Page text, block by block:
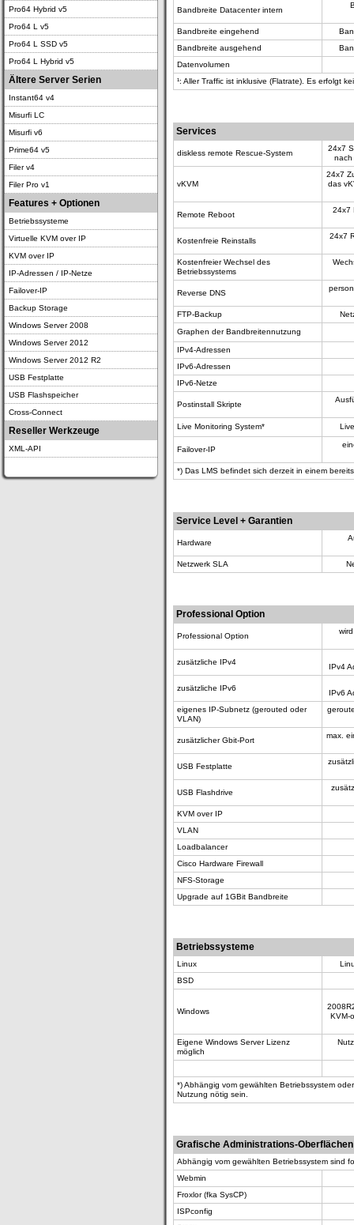
Pro64 Hybrid v5
Pro64 L v5
Pro64 L SSD v5
Pro64 L Hybrid v5
Ältere Server Serien
Instant64 v4
Misurfi LC
Misurfi v6
Prime64 v5
Filer v4
Filer Pro v1
Features + Optionen
Betriebssysteme
Virtuelle KVM over IP
KVM over IP
IP-Adressen / IP-Netze
Failover-IP
Backup Storage
Windows Server 2008
Windows Server 2012
Windows Server 2012 R2
USB Festplatte
USB Flashspeicher
Cross-Connect
Reseller Werkzeuge
XML-API
Bandbreite Datacenter intern
Bandbreite eingehend
Bandbreite ausgehend
Datenvolumen
¹: Aller Traffic ist inklusive (Flatrate). Es erfolgt
Services
diskless remote Rescue-System
24x7
nach
vKVM
24x7
das
Remote Reboot
24x7
Kostenfreie Reinstalls
24x7
Kostenfreier Wechsel des
Betriebssystems
Reverse DNS
FTP-Backup
Graphen der Bandbreitennutzung
IPv4-Adressen
IPv6-Adressen
IPv6-Netze
Postinstall Skripte
Live Monitoring System*
Failover-IP
*) Das LMS befindet sich derzeit in einem
Service Level + Garantien
Hardware
Netzwerk SLA
Professional Option
Professional Option
zusätzliche IPv4
IPv4
zusätzliche IPv6
IPv6
eigenes IP-Subnetz (gerouted oder
VLAN)
zusätzlicher Gbit-Port
max.
USB Festplatte
USB Flashdrive
KVM over IP
VLAN
Loadbalancer
Cisco Hardware Firewall
NFS-Storage
Upgrade auf 1GBit Bandbreite
Betriebssysteme
Linux
BSD
Windows
KVM-
Eigene Windows Server Lizenz
möglich
*) Abhängig vom gewählten Betriebssystem
Nutzung nötig sein.
Grafische Administrations-Oberflächen
Abhängig vom gewählten Betriebssystem sind
Webmin
Froxlor (fka SysCP)
ISPconfig